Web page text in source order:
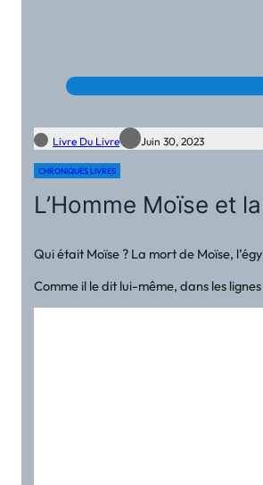
Livre Du Livre Juin 30, 2023
CHRONIQUES LIVRES
L’Homme Moïse et
Qui était Moïse ? La mort de Moïse,
Comme il le dit lui-même, dans les